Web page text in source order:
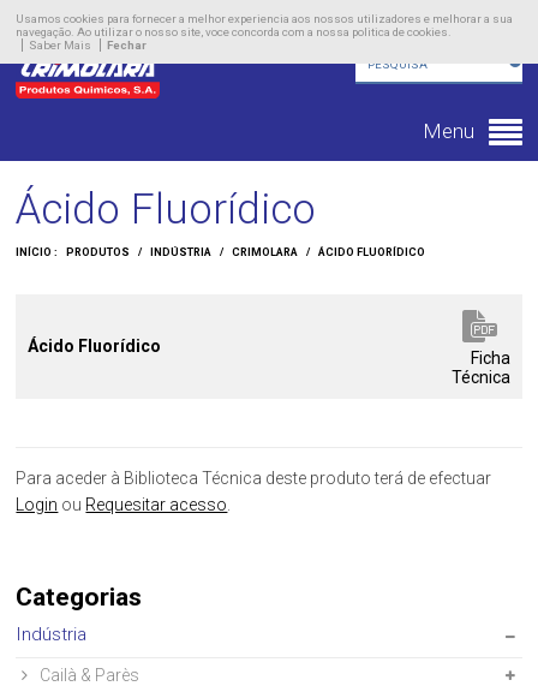
Usamos cookies para fornecer a melhor experiencia aos nossos utilizadores e melhorar a sua
navegação. Ao utilizar o nosso site, voce concorda com a nossa politica de cookies.
Saber Mais
Fechar
Empresa
Produtos
Menu
Ácido Fluorídico
INÍCIO : PRODUTOS / INDÚSTRIA / CRIMOLARA / ÁCIDO FLUORÍDICO
Ácido Fluorídico
Ficha
Técnica
Para aceder à Biblioteca Técnica deste produto terá de efectuar
Login ou Requesitar acesso
Categorias
Indústria
Cailà & Parès